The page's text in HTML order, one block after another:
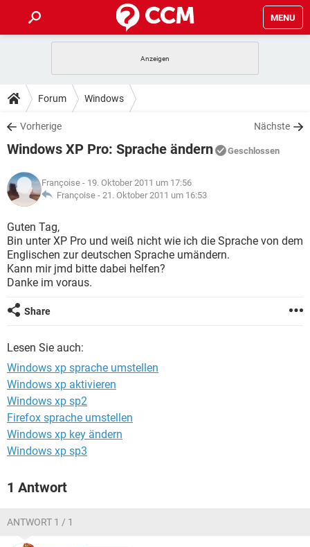
MENU
ANDROID
WINDOWS 10
WHATSAPP TIKTOK
FACEBOOK
TIPPS & TRICKS
SPIELE
WHATSAPP TIKTOK
FACEBOOK
DOWNLOADS
SPIELE STREAMING
ANDROID
WINDOWS 10 INSTAGRAM
WHATSAPP
FACEBOOK HARDWARE
SPIELE STREAMING
ANDROID
WINDOWS 10
WHATSAPP TIKTOK
FACEBOOK
LEXIKON
SPIELE
ANDROID IOS
WINDOWS 10
FACEBOOK
Forum Windows
Vorherige Nächste
Windows XP Pro: Sprache ändern Geschlossen
Françoise - 19. Oktober 2011 um 17:56
Françoise - 21. Oktober 2011 um 16:53
Guten Tag,
Bin unter XP Pro und weiß nicht wie ich die Sprache von dem
Englischen zur deutschen Sprache umändern.
Kann mir jmd bitte dabei helfen?
Danke im voraus.
Share
Lesen Sie auch:
Windows xp sprache umstellen
Windows xp aktivieren
Windows xp sp2
Firefox sprache umstellen
Windows xp key ändern
Windows xp sp3
1 Antwort
ANTWORT 1 / 1